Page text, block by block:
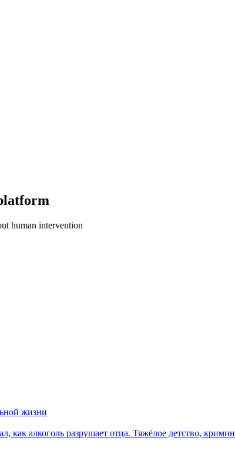
human intervention
жизни
алкоголь разрушает отца. Тяжёлое детство,